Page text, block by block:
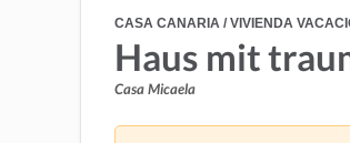
CASA CANARIA / VIVIENDA
Haus mit
Casa Micaela